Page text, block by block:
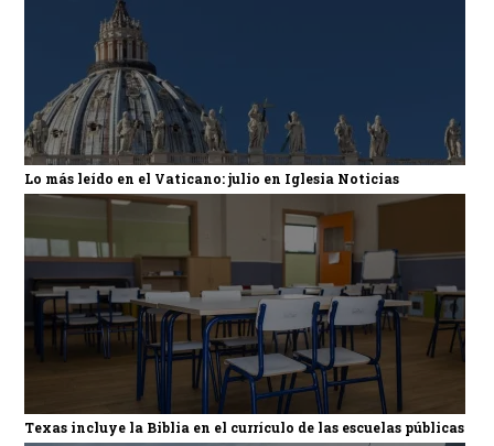
Lo más leído en el Vaticano: julio en Iglesia Noticias
Texas incluye la Biblia en el currículo de las escuelas públicas